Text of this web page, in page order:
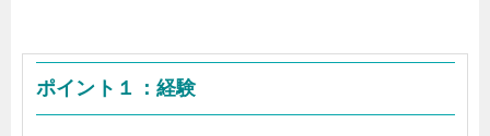
ポイント１：経験